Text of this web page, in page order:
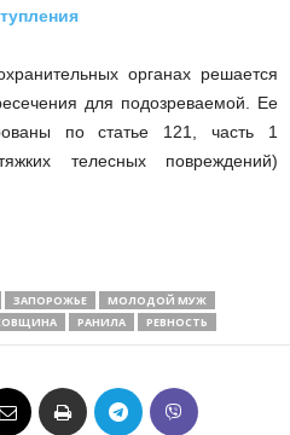
органах решается
для подозреваемой. Ее
по статье 121, часть 1
телесных повреждений)
ЗАПОРОЖЬЕ
МОЛОДОЙ МУЖ
РАНИЛА РЕВНОСТЬ